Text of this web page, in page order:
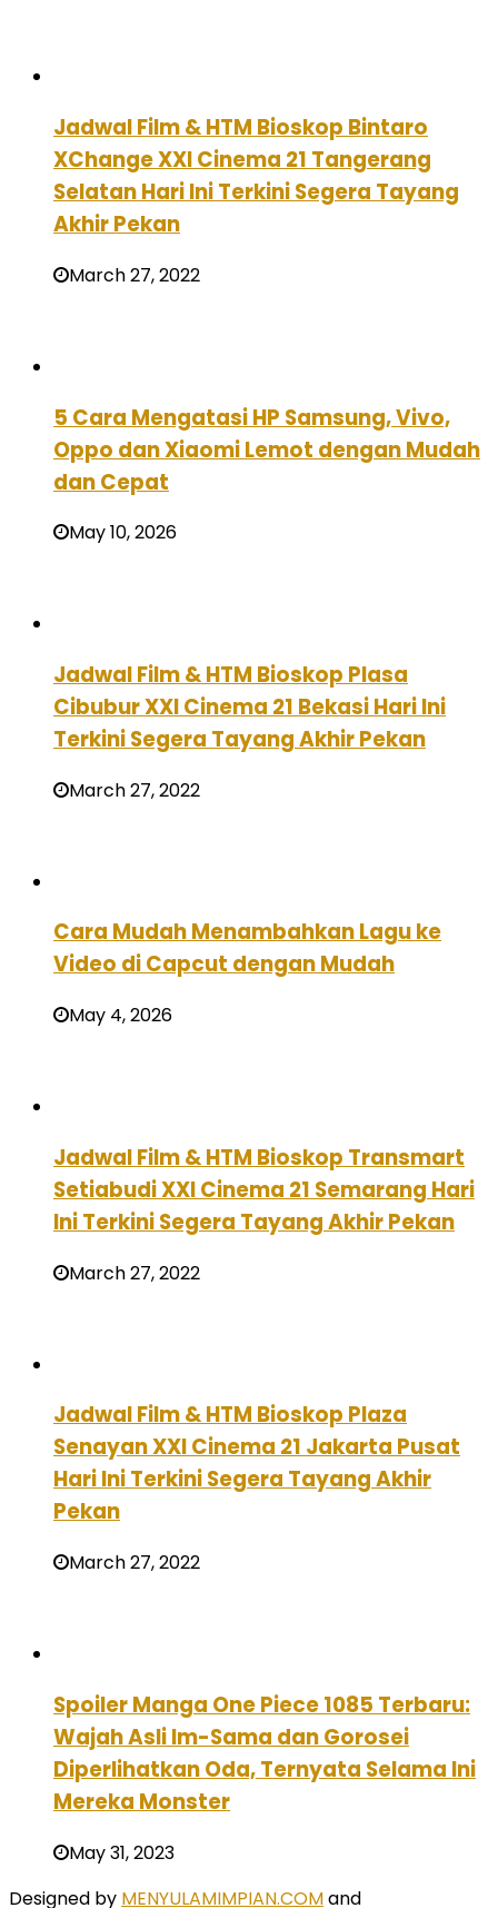
Jadwal Film & HTM Bioskop Bintaro
XChange XXI Cinema 21 Tangerang
Selatan Hari Ini Terkini Segera Tayang
Akhir Pekan
March 27, 2022
5 Cara Mengatasi HP Samsung, Vivo,
Oppo dan Xiaomi Lemot dengan Mudah
dan Cepat
May 10, 2026
Jadwal Film & HTM Bioskop Plasa
Cibubur XXI Cinema 21 Bekasi Hari Ini
Terkini Segera Tayang Akhir Pekan
March 27, 2022
Cara Mudah Menambahkan Lagu ke
Video di Capcut dengan Mudah
May 4, 2026
Jadwal Film & HTM Bioskop Transmart
Setiabudi XXI Cinema 21 Semarang Hari
Ini Terkini Segera Tayang Akhir Pekan
March 27, 2022
Jadwal Film & HTM Bioskop Plaza
Senayan XXI Cinema 21 Jakarta Pusat
Hari Ini Terkini Segera Tayang Akhir
Pekan
March 27, 2022
Spoiler Manga One Piece 1085 Terbaru:
Wajah Asli Im-Sama dan Gorosei
Diperlihatkan Oda, Ternyata Selama Ini
Mereka Monster
May 31, 2023
Designed by MENYULAMIMPIAN.COMand